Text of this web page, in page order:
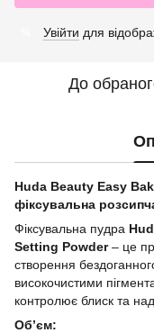
Увійти для
До
Huda Beauty Easy
фіксувальна
Фіксувальна пудра
Setting Powder– це
створення
високочистими
контролює блиск та
Об’єм: